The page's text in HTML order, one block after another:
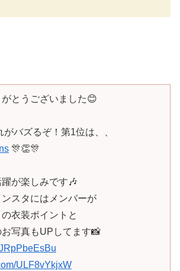
とうございました😊
バズるぞ！第1位は、、
🎊👏🎊
が楽しみです🎶
スタにはメンバーが
衣装ポイントと
写真もUPしてます📸
ULF8vYkjxW